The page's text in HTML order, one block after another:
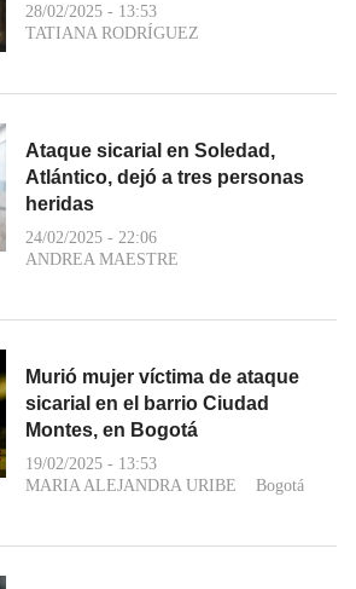
28/02/2025 - 13:53
TATIANA RODRÍGUEZ
Ataque sicarial en Soledad,
Atlántico, dejó a tres personas
heridas
24/02/2025 - 22:06
ANDREA MAESTRE
Murió mujer víctima de ataque
sicarial en el barrio Ciudad
Montes, en Bogotá
19/02/2025 - 13:53
MARIA ALEJANDRA URIBE
Bogotá